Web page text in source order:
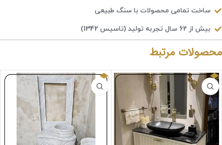
ساخت تمامی محصولات با سنگ طبیعی
بیش از 62 سال تجربه تولید (تاسیس 1342)
محصولات مرتبط